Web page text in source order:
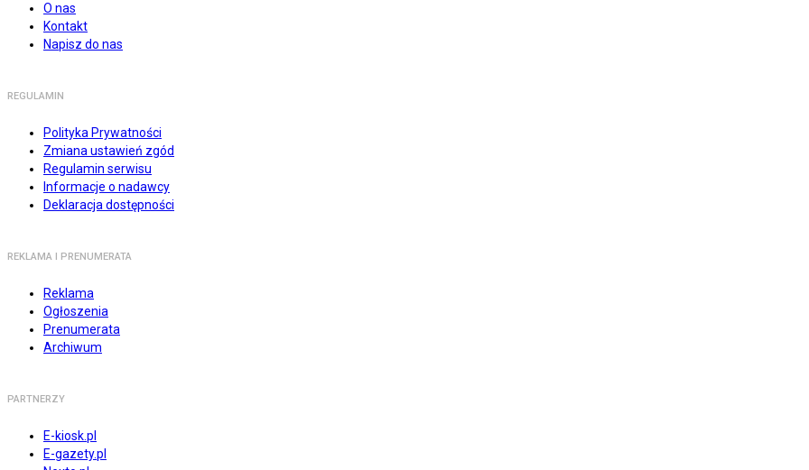
O nas
Kontakt
Napisz do nas
REGULAMIN
Polityka Prywatności
Zmiana ustawień zgód
Regulamin serwisu
Informacje o nadawcy
Deklaracja dostępności
REKLAMA I PRENUMERATA
Reklama
Ogłoszenia
Prenumerata
Archiwum
PARTNERZY
E-kiosk.pl
E-gazety.pl